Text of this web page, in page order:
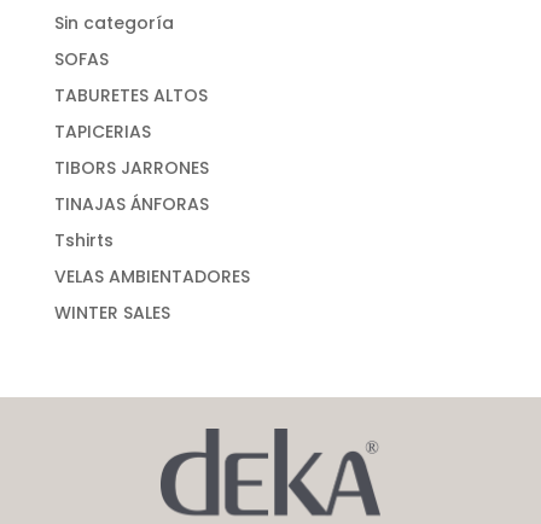
Sin categoría
SOFAS
TABURETES ALTOS
TAPICERIAS
TIBORS JARRONES
TINAJAS ÁNFORAS
Tshirts
VELAS AMBIENTADORES
WINTER SALES